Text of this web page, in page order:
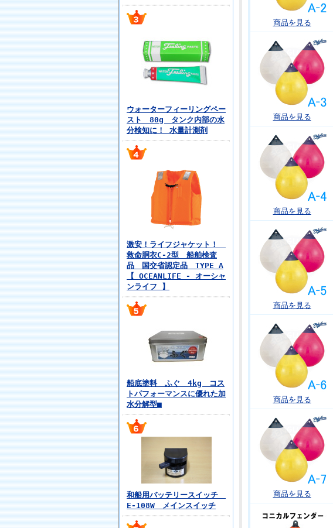
ウォーターフィーリングペー
スト 80g タンク内部の水
分検知に！ 水量計測剤
激安！ライフジャケット！
救命胴衣C-2型 船舶検査
品 国交省認定品 TYPE A
【 OCEANLIFE - オーシャ
ンライフ 】
船底塗料 ふぐ 4kg コス
トパフォーマンスに優れた加
水分解型■
和船用バッテリースイッチ
E-108W メインスイッチ
商品を見る
商品を見る
商品を見る
商品を見る
商品を見る
商品を見る